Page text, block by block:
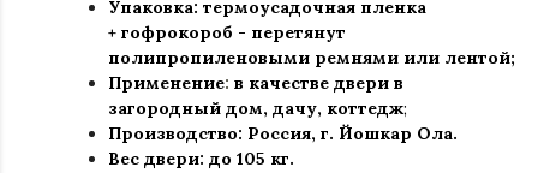
Упаковка: термоусадочная пленка
+ гофрокороб - перетянут
полипропиленовыми ремнями или лентой;
Применение: в качестве двери в
загородный дом, дачу, коттедж;
Производство: Россия, г. Йошкар Ола.
Вес двери: до 105 кг.